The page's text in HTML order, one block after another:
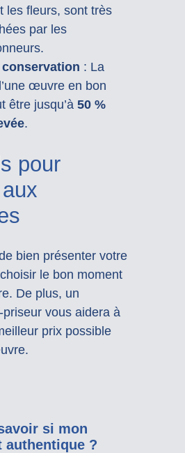
les fleurs, sont très
par les
conservation : La
œuvre en bon
être jusqu’à 50 %
.
pour
bien présenter votre
le bon moment
De plus, un
vous aidera à
prix possible
si mon
authentique ?